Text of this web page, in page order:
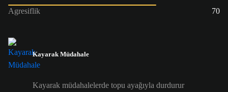
Agresiflik
70
Kayarak Müdahale
Kayarak müdahalelerde topu ayağıyla durdurur